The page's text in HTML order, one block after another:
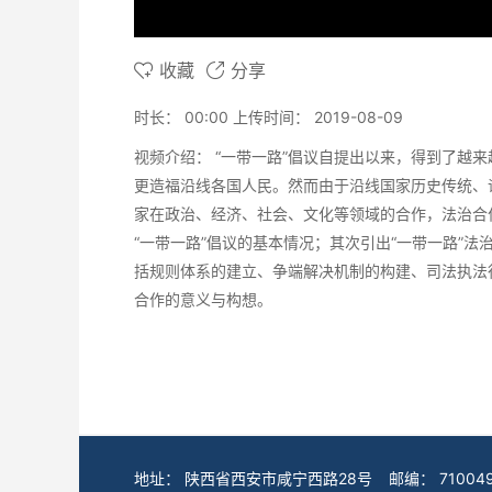
收藏 分享
时长： 00:00 上传时间： 2019-08-09
视频介绍：
“一带一路”倡议自提出以来，得到了越
更造福沿线各国人民。然而由于沿线国家历史传统
家在政治、经济、社会、文化等领域的合作，法治
“一带一路”倡议的基本情况；其次引出“一带一路”
括规则体系的建立、争端解决机制的构建、司法执
合作的意义与构想。
地址： 陕西省西安市咸宁西路28号 邮编：